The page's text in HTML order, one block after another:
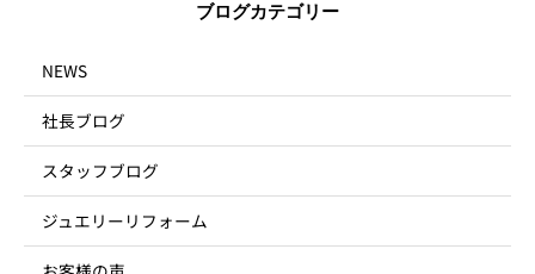
ブログカテゴリー
NEWS
社長ブログ
スタッフブログ
ジュエリーリフォーム